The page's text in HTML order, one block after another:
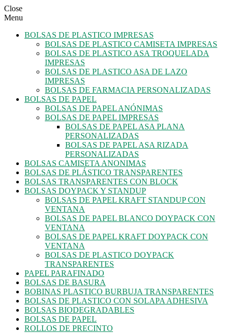
Close
Menu
BOLSAS DE PLASTICO IMPRESAS
BOLSAS DE PLASTICO CAMISETA IMPRESAS
BOLSAS DE PLASTICO ASA TROQUELADA
IMPRESAS
BOLSAS DE PLASTICO ASA DE LAZO
IMPRESAS
BOLSAS DE FARMACIA PERSONALIZADAS
BOLSAS DE PAPEL
BOLSAS DE PAPEL ANÓNIMAS
BOLSAS DE PAPEL IMPRESAS
BOLSAS DE PAPEL ASA PLANA
PERSONALIZADAS
BOLSAS DE PAPEL ASA RIZADA
PERSONALIZADAS
BOLSAS CAMISETA ANONIMAS
BOLSAS DE PLÁSTICO TRANSPARENTES
BOLSAS TRANSPARENTES CON BLOCK
BOLSAS DOYPACK Y STANDUP
BOLSAS DE PAPEL KRAFT STANDUP CON
VENTANA
BOLSAS DE PAPEL BLANCO DOYPACK CON
VENTANA
BOLSAS DE PAPEL KRAFT DOYPACK CON
VENTANA
BOLSAS DE PLASTICO DOYPACK
TRANSPARENTES
PAPEL PARAFINADO
BOLSAS DE BASURA
BOBINAS PLASTICO BURBUJA TRANSPARENTES
BOLSAS DE PLASTICO CON SOLAPA ADHESIVA
BOLSAS BIODEGRADABLES
BOLSAS DE PAPEL
ROLLOS DE PRECINTO